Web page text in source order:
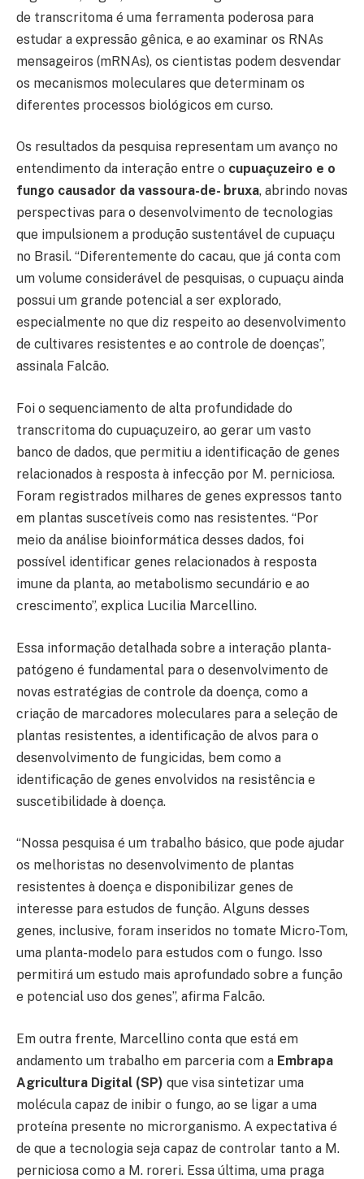
de transcritoma é uma ferramenta poderosa para
estudar a expressão gênica, e ao examinar os RNAs
mensageiros (mRNAs), os cientistas podem desvendar
os mecanismos moleculares que determinam os
diferentes processos biológicos em curso.
Os resultados da pesquisa representam um avanço no
entendimento da interação entre o cupuaçuzeiro e o
fungo causador da vassoura-de- bruxa, abrindo novas
perspectivas para o desenvolvimento de tecnologias
que impulsionem a produção sustentável de cupuaçu
no Brasil. “Diferentemente do cacau, que já conta com
um volume considerável de pesquisas, o cupuaçu ainda
possui um grande potencial a ser explorado,
especialmente no que diz respeito ao desenvolvimento
de cultivares resistentes e ao controle de doenças”,
assinala Falcão.
Foi o sequenciamento de alta profundidade do
transcritoma do cupuaçuzeiro, ao gerar um vasto
banco de dados, que permitiu a identificação de genes
relacionados à resposta à infecção por M. perniciosa.
Foram registrados milhares de genes expressos tanto
em plantas suscetíveis como nas resistentes. “Por
meio da análise bioinformática desses dados, foi
possível identificar genes relacionados à resposta
imune da planta, ao metabolismo secundário e ao
crescimento”, explica Lucilia Marcellino.
Essa informação detalhada sobre a interação planta-
patógeno é fundamental para o desenvolvimento de
novas estratégias de controle da doença, como a
criação de marcadores moleculares para a seleção de
plantas resistentes, a identificação de alvos para o
desenvolvimento de fungicidas, bem como a
identificação de genes envolvidos na resistência e
suscetibilidade à doença.
“Nossa pesquisa é um trabalho básico, que pode ajudar
os melhoristas no desenvolvimento de plantas
resistentes à doença e disponibilizar genes de
interesse para estudos de função. Alguns desses
genes, inclusive, foram inseridos no tomate Micro-Tom,
uma planta-modelo para estudos com o fungo. Isso
permitirá um estudo mais aprofundado sobre a função
e potencial uso dos genes”, afirma Falcão.
Em outra frente, Marcellino conta que está em
andamento um trabalho em parceria com a Embrapa
Agricultura Digital (SP) que visa sintetizar uma
molécula capaz de inibir o fungo, ao se ligar a uma
proteína presente no microrganismo. A expectativa é
de que a tecnologia seja capaz de controlar tanto a M.
perniciosa como a M. roreri. Essa última, uma praga